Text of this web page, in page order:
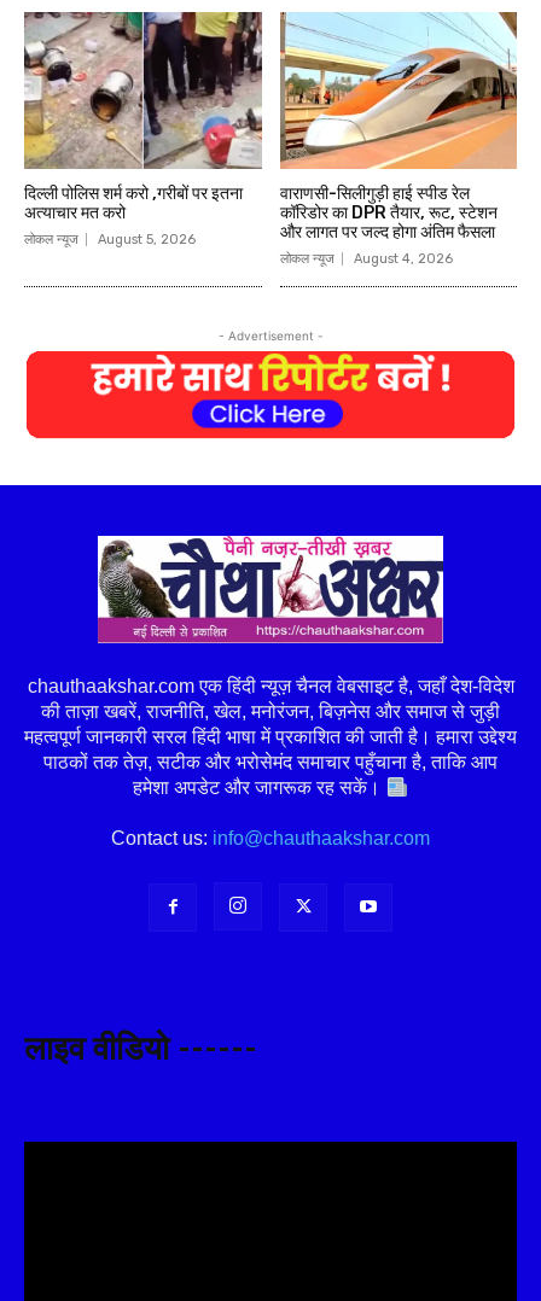
दिल्ली पोलिस शर्म करो ,गरीबों पर इतना
अत्याचार मत करो
लोकल न्यूज August 5, 2026
वाराणसी-सिलीगुड़ी हाई स्पीड रेल
कॉरिडोर का DPR तैयार, रूट, स्टेशन
और लागत पर जल्द होगा अंतिम फैसला
लोकल न्यूज August 4, 2026
- Advertisement -
chauthaakshar.com एक हिंदी न्यूज़ चैनल वेबसाइट है, जहाँ देश-विदेश
की ताज़ा खबरें, राजनीति, खेल, मनोरंजन, बिज़नेस और समाज से जुड़ी
महत्वपूर्ण जानकारी सरल हिंदी भाषा में प्रकाशित की जाती है। हमारा उद्देश्य
पाठकों तक तेज़, सटीक और भरोसेमंद समाचार पहुँचाना है, ताकि आप
हमेशा अपडेट और जागरूक रह सकें।
Contact us: info@chauthaakshar.com
लाइव वीडियो ------